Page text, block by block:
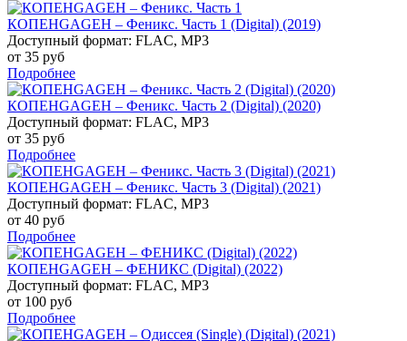
КОПЕНGАGЕН – Феникс. Часть 1 (Digital) (2019)
Доступный формат: FLAC, MP3
от 35 руб
Подробнее
КОПЕНGАGЕН – Феникс. Часть 2 (Digital) (2020)
Доступный формат: FLAC, MP3
от 35 руб
Подробнее
КОПЕНGАGЕН – Феникс. Часть 3 (Digital) (2021)
Доступный формат: FLAC, MP3
от 40 руб
Подробнее
КОПЕНGАGЕН – ФЕНИКС (Digital) (2022)
Доступный формат: FLAC, MP3
от 100 руб
Подробнее